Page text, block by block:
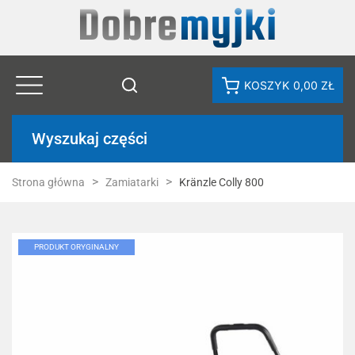
KOSZYK 0,00 ZŁ
Wyszukaj części
Strona główna Zamiatarki Kränzle Colly 800
PRODUKT ORYGINALNY